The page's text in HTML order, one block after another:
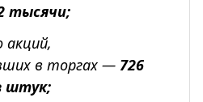
тысячи;
акций,
в торгах — 726
штук;